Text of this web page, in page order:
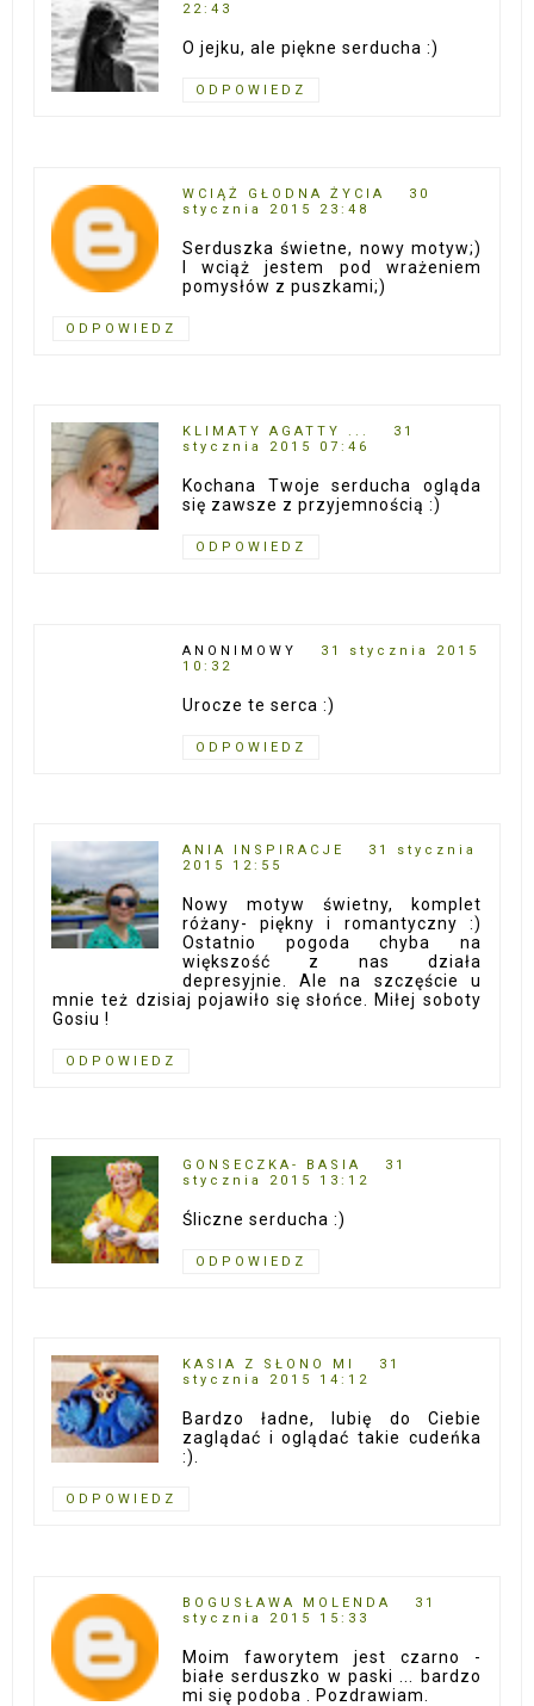
22:43
O jejku, ale piękne serducha :)
ODPOWIEDZ
WCIĄŻ GŁODNA ŻYCIA
30
stycznia 2015 23:48
Serduszka świetne, nowy motyw;)
I wciąż jestem pod wrażeniem
pomysłów z puszkami;)
ODPOWIEDZ
KLIMATY AGATTY ...
31
stycznia 2015 07:46
Kochana Twoje serducha ogląda
się zawsze z przyjemnością :)
ODPOWIEDZ
ANONIMOWY
31 stycznia 2015
10:32
Urocze te serca :)
ODPOWIEDZ
ANIA INSPIRACJE
31 stycznia
2015 12:55
Nowy motyw świetny, komplet
różany- piękny i romantyczny :)
Ostatnio pogoda chyba na
większość z nas działa
depresyjnie. Ale na szczęście u
mnie też dzisiaj pojawiło się słońce. Miłej soboty
Gosiu !
ODPOWIEDZ
GONSECZKA- BASIA
31
stycznia 2015 13:12
Śliczne serducha :)
ODPOWIEDZ
KASIA Z SŁONO MI
31
stycznia 2015 14:12
Bardzo ładne, lubię do Ciebie
zaglądać i oglądać takie cudeńka
:).
ODPOWIEDZ
BOGUSŁAWA MOLENDA
31
stycznia 2015 15:33
Moim faworytem jest czarno -
białe serduszko w paski ... bardzo
mi się podoba . Pozdrawiam.